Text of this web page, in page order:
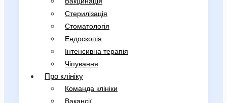
Стерилізація
Стоматологія
Ендоскопія
Інтенсивна терапія
Чіпування
Про клініку
Команда клініки
Вакансії